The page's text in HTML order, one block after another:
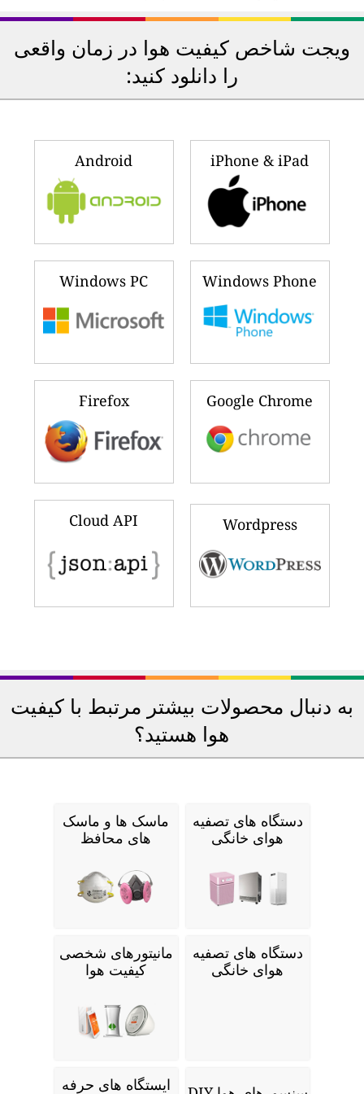
ویجت شاخص کیفیت هوا در زمان واقعی
را دانلود کنید:
iPhone & iPad
Android
Windows Phone
Windows PC
Google Chrome
Firefox
Wordpress
Cloud API
به دنبال محصولات بیشتر مرتبط با کیفیت
هوا هستید؟
دستگاه های تصفیه
هوای خانگی
ماسک ها و ماسک
های محافظ
دستگاه های تصفیه
هوای خانگی
مانیتورهای شخصی
کیفیت هوا
ایستگاه های حرفه